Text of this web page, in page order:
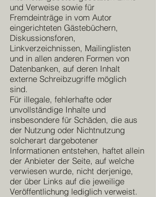
und Verweise sowie für
Fremdeinträge in vom Autor
eingerichteten Gästebüchern,
Diskussionsforen,
Linkverzeichnissen, Mailinglisten
und in allen anderen Formen von
Datenbanken, auf deren Inhalt
externe Schreibzugriffe möglich
sind.
Für illegale, fehlerhafte oder
unvollständige Inhalte und
insbesondere für Schäden, die aus
der Nutzung oder Nichtnutzung
solcherart dargebotener
Informationen entstehen, haftet allein
der Anbieter der Seite, auf welche
verwiesen wurde, nicht derjenige,
der über Links auf die jeweilige
Veröffentlichung lediglich verweist.